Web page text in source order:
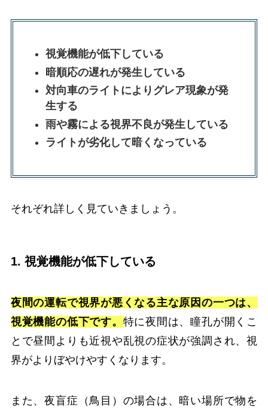
視覚機能が低下している
暗順応の遅れが発生している
対向車のライトによりグレア現象が発
生する
雨や霧による視界不良が発生している
ライトが劣化して暗くなっている
それぞれ詳しく見ていきましょう。
1. 視覚機能が低下している
夜間の運転で視界が悪くなる主な原因の一つは、
視覚機能の低下です。 特に夜間は、瞳孔が開くこ
とで昼間よりも近視や乱視の症状が強調され、視
界がよりぼやけやすくなります。
また、夜盲症（鳥目）の場合は、暗い場所で物を